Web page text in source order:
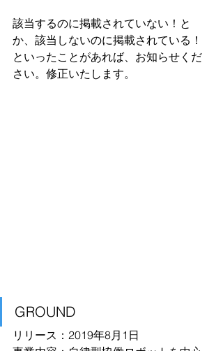
該当するのに掲載されていない！と
か、該当しないのに掲載されている！
といったことがあれば、お知らせくだ
さい。修正いたします。
GROUND
リリース：2019年8月1日